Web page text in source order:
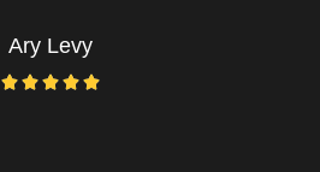
Ary Levy




